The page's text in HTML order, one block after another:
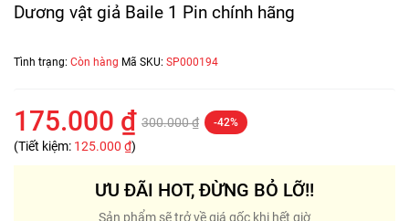
Dương vật giả Baile 1 Pin chính hãng
Tình trạng: Còn hàng Mã SKU: SP000194
175.000 ₫ 300.000 ₫ -42%
(Tiết kiệm: 125.000 ₫)
ƯU ĐÃI HOT, ĐỪNG BỎ LỠ!!
Sản phẩm sẽ trở về giá gốc khi hết giờ